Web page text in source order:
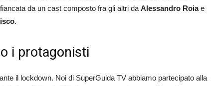
da un cast composto fra gli altri da Alessandro Roiae
.
i protagonisti
il lockdown. Noi di SuperGuida TV abbiamo partecipato alla